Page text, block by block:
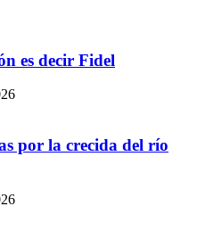
es decir Fidel
por la crecida del río